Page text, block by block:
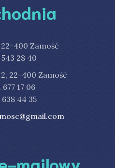
22-400 Zamość
28 40
22-400 Zamość
17 06
44 35